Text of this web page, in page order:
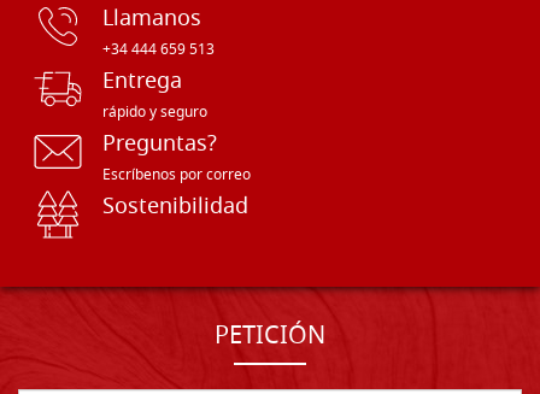
Llamanos
+34 444 659 513
Entrega
rápido y seguro
Preguntas?
Escríbenos por correo
Sostenibilidad
PETICIÓN